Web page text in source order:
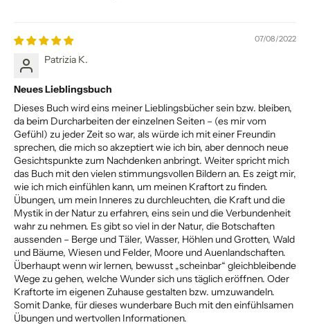
07/08/2022
Patrizia K.
Neues Lieblingsbuch
Dieses Buch wird eins meiner Lieblingsbücher sein bzw. bleiben,
da beim Durcharbeiten der einzelnen Seiten – (es mir vom
Gefühl) zu jeder Zeit so war, als würde ich mit einer Freundin
sprechen, die mich so akzeptiert wie ich bin, aber dennoch neue
Gesichtspunkte zum Nachdenken anbringt. Weiter spricht mich
das Buch mit den vielen stimmungsvollen Bildern an. Es zeigt mir,
wie ich mich einfühlen kann, um meinen Kraftort zu finden.
Übungen, um mein Inneres zu durchleuchten, die Kraft und die
Mystik in der Natur zu erfahren, eins sein und die Verbundenheit
wahr zu nehmen. Es gibt so viel in der Natur, die Botschaften
aussenden – Berge und Täler, Wasser, Höhlen und Grotten, Wald
und Bäume, Wiesen und Felder, Moore und Auenlandschaften.
Überhaupt wenn wir lernen, bewusst „scheinbar“ gleichbleibende
Wege zu gehen, welche Wunder sich uns täglich eröffnen. Oder
Kraftorte im eigenen Zuhause gestalten bzw. umzuwandeln.
Somit Danke, für dieses wunderbare Buch mit den einfühlsamen
Übungen und wertvollen Informationen.